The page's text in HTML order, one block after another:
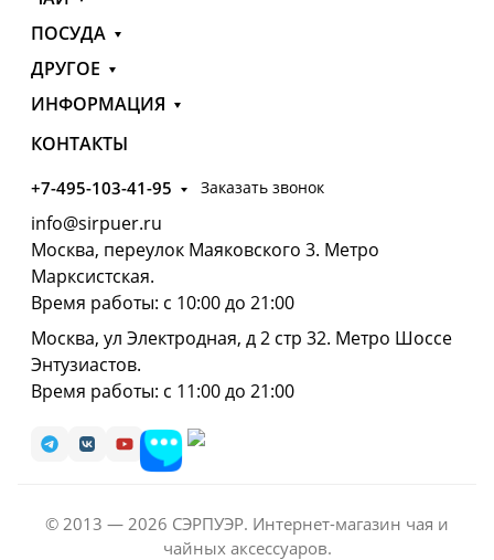
ПОСУДА
ДРУГОЕ
ИНФОРМАЦИЯ
КОНТАКТЫ
+7-495-103-41-95 Заказать звонок
info@sirpuer.ru
Москва, переулок Маяковского 3. Метро
Марксистская.
Время работы: с 10:00 до 21:00
Москва, ул Электродная, д 2 стр 32. Метро Шоссе
Энтузиастов.
Время работы: с 11:00 до 21:00
© 2013 — 2026 СЭРПУЭР. Интернет-магазин чая и
чайных аксессуаров.